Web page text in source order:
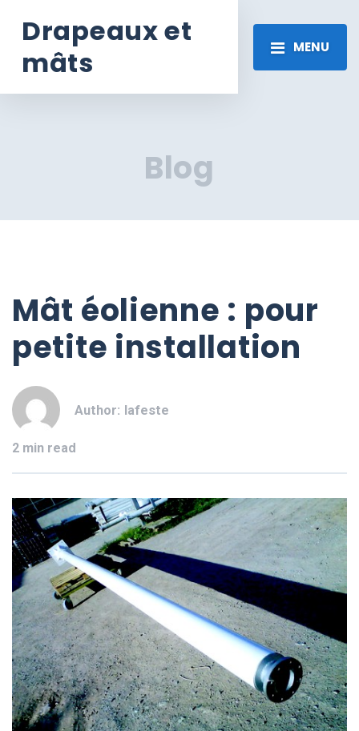
Drapeaux et
mâts
MENU
Blog
Mât éolienne : pour
petite installation
Author: lafeste
2 min read